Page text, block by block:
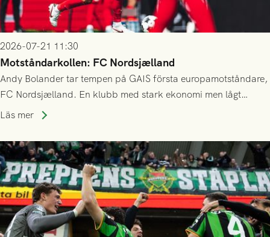
2026-07-21 11:30
Motståndarkollen: FC Nordsjælland
Andy Bolander tar tempen på GAIS första europamotståndare,
FC Nordsjælland. En klubb med stark ekonomi men lågt
publiksnitt, ett lag med både kollektiv styrka och individuell
Läs mer